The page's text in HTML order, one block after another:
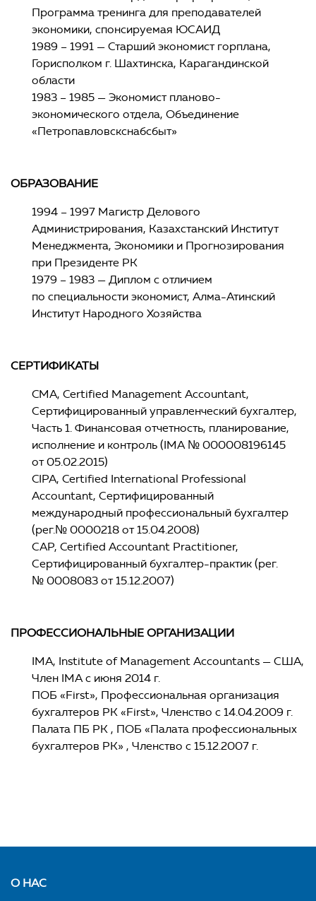
Программа тренинга для преподавателей
экономики, спонсируемая ЮСАИД
1989 – 1991 — Старший экономист горплана,
Горисполком г. Шахтинска, Карагандинской
области
1983 – 1985 — Экономист планово-
экономического отдела, Объединение
«Петропавловскснабсбыт»
ОБРАЗОВАНИЕ
1994 – 1997 Магистр Делового
Администрирования, Казахстанский Институт
Менеджмента, Экономики и Прогнозирования
при Президенте РК
1979 – 1983 — Диплом с отличием
по специальности экономист, Алма-Атинский
Институт Народного Хозяйства
СЕРТИФИКАТЫ
CМA, Certified Management Accountant,
Сертифицированный управленческий бухгалтер,
Часть 1. Финансовая отчетность, планирование,
исполнение и контроль (IMA № 000008196145
от 05.02.2015)
CIPA, Certified International Professional
Accountant, Сертифицированный
международный профессиональный бухгалтер
(рег.№ 0000218 от 15.04.2008)
САР, Certified Accountant Practitioner,
Сертифицированный бухгалтер-практик (рег.
№ 0008083 от 15.12.2007)
ПРОФЕССИОНАЛЬНЫЕ ОРГАНИЗАЦИИ
IМA, Institute of Management Accountants — США,
Член IМA с июня 2014 г.
ПОБ «First», Профессиональная организация
бухгалтеров РК «First», Членство с 14.04.2009 г.
Палата ПБ РК , ПОБ «Палата профессиональных
бухгалтеров РК» , Членство с 15.12.2007 г.
О НАС